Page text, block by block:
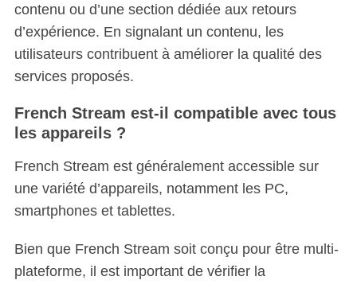
contenu ou d’une section dédiée aux retours
d’expérience. En signalant un contenu, les
utilisateurs contribuent à améliorer la qualité des
services proposés.
French Stream est-il compatible avec tous
les appareils ?
French Stream est généralement accessible sur
une variété d’appareils, notamment les PC,
smartphones et tablettes.
Bien que French Stream soit conçu pour être multi-
plateforme, il est important de vérifier la